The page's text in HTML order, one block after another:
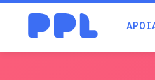
procura